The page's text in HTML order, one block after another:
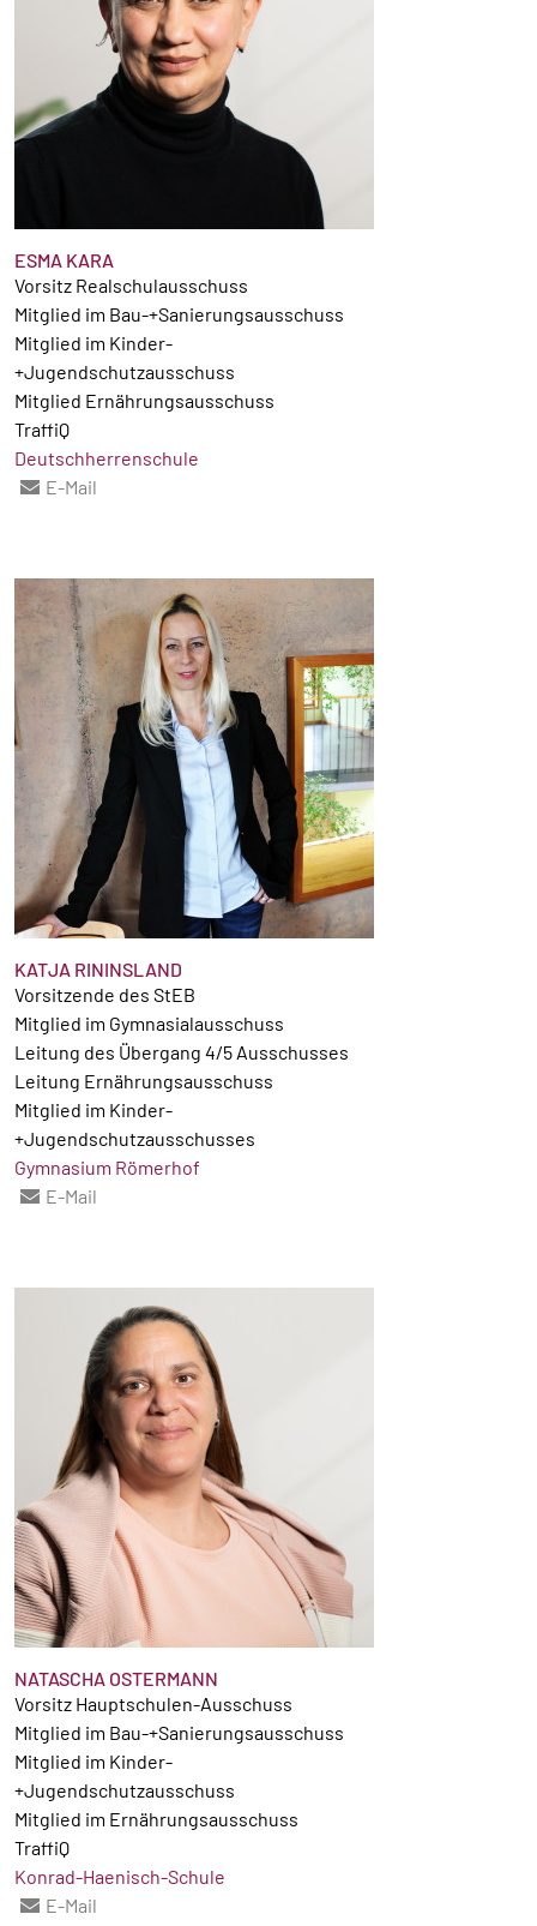
ESMA KARA
Vorsitz Realschulausschuss
Mitglied im Bau-+Sanierungsausschuss
Mitglied im Kinder-
+Jugendschutzausschuss
Mitglied Ernährungsausschuss
TraffiQ
Deutschherrenschule
E-Mail
KATJA RININSLAND
Vorsitzende des StEB
Mitglied im Gymnasialausschuss
Leitung des Übergang 4/5 Ausschusses
Leitung Ernährungsausschuss
Mitglied im Kinder-
+Jugendschutzausschusses
Gymnasium Römerhof
E-Mail
NATASCHA OSTERMANN
Vorsitz Hauptschulen-Ausschuss
Mitglied im Bau-+Sanierungsausschuss
Mitglied im Kinder-
+Jugendschutzausschuss
Mitglied im Ernährungsausschuss
TraffiQ
Konrad-Haenisch-Schule
E-Mail